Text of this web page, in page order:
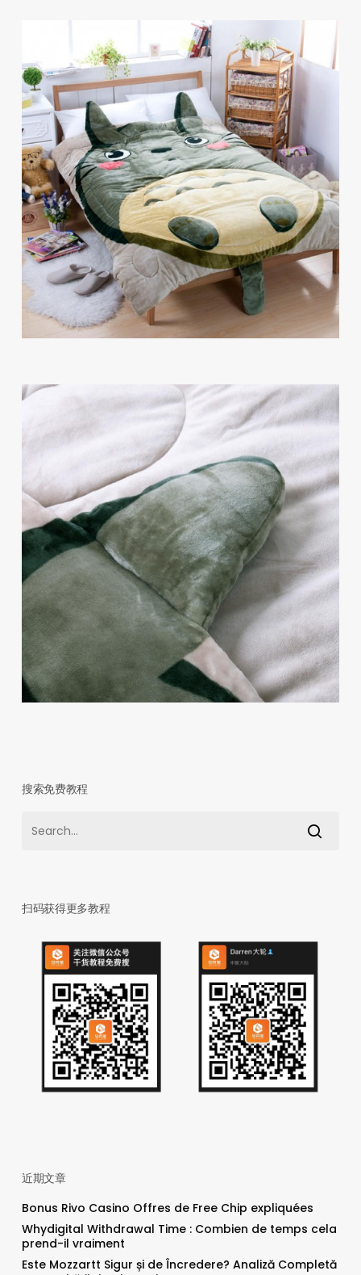
搜索免费教程
扫码获得更多教程
近期文章
Bonus Rivo Casino Offres de Free Chip expliquées
Whydigital Withdrawal Time : Combien de temps cela
prend-il vraiment
Este Mozzartt Sigur și de Încredere? Analiză Completă